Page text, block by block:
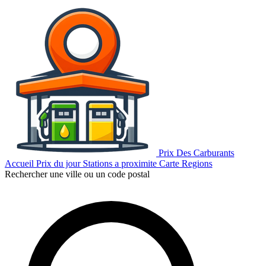
Prix Des Carburants
Accueil Prix du jour Stations a proximite Carte Regions
Rechercher une ville ou un code postal